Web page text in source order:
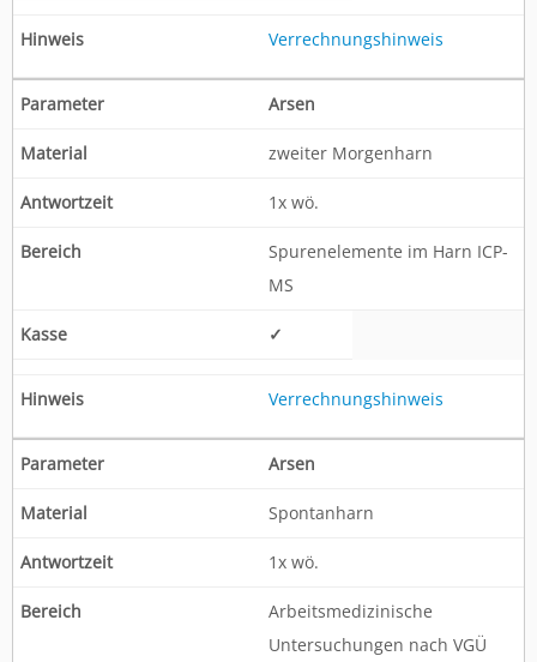
Verrechnungshinweis
Arsen
zweiter Morgenharn
1x wö.
Spurenelemente im Harn ICP-
MS
✓
Verrechnungshinweis
Arsen
Spontanharn
1x wö.
Arbeitsmedizinische
Untersuchungen nach VGÜ